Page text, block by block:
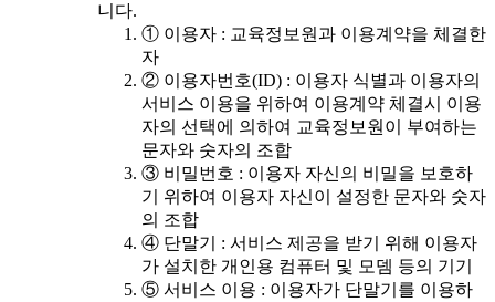
니다.
① 이용자 : 교육정보원과 이용계약을 체결한
자
② 이용자번호(ID) : 이용자 식별과 이용자의
서비스 이용을 위하여 이용계약 체결시 이용
자의 선택에 의하여 교육정보원이 부여하는
문자와 숫자의 조합
③ 비밀번호 : 이용자 자신의 비밀을 보호하
기 위하여 이용자 자신이 설정한 문자와 숫자
의 조합
④ 단말기 : 서비스 제공을 받기 위해 이용자
가 설치한 개인용 컴퓨터 및 모뎀 등의 기기
⑤ 서비스 이용 : 이용자가 단말기를 이용하